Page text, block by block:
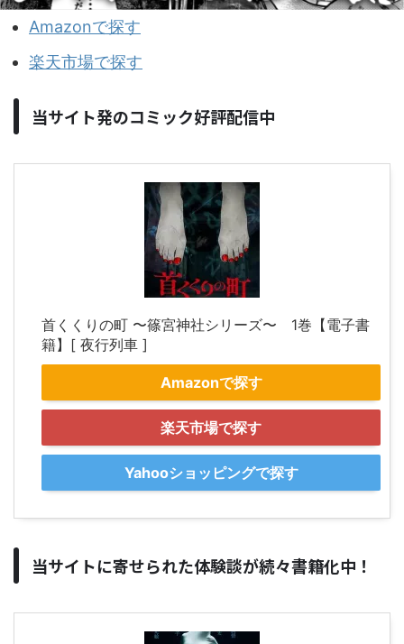
Amazonで探す
楽天市場で探す
当サイト発のコミック好評配信中
首くくりの町 〜篠宮神社シリーズ〜 1巻【電子書
籍】[ 夜行列車 ]
Amazonで探す
楽天市場で探す
Yahooショッピングで探す
当サイトに寄せられた体験談が続々書籍化中！